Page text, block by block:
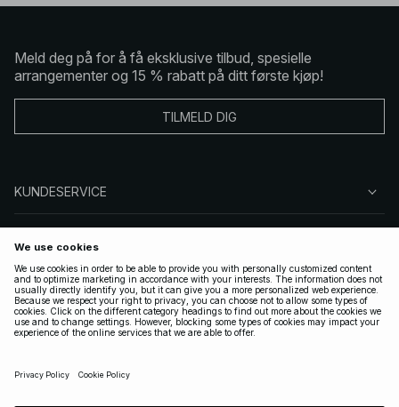
Meld deg på for å få eksklusive tilbud, spesielle
arrangementer og 15 % rabatt på ditt første kjøp!
TILMELD DIG
KUNDESERVICE
FØLG OSS
LOVLIG